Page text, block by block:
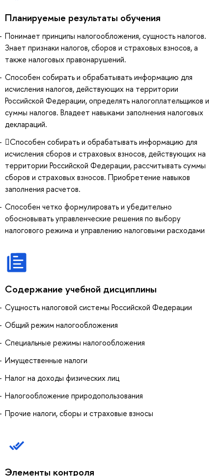
Планируемые результаты обучения
Понимает принципы налогообложения, сущность налогов.
Знает признаки налогов, сборов и страховых взносов, а
также налоговых правонарушений.
Способен собирать и обрабатывать информацию для
исчисления налогов, действующих на территории
Российской Федерации, определять налогоплательщиков и
суммы налогов. Владеет навыками заполнения налоговых
деклараций.
Способен собирать и обрабатывать информацию для
исчисления сборов и страховых взносов, действующих на
территории Российской Федерации, рассчитывать суммы
сборов и страховых взносов. Приобретение навыков
заполнения расчетов.
Способен четко формулировать и убедительно
обосновывать управленческие решения по выбору
налогового режима и управлению налоговыми расходами
Содержание учебной дисциплины
Сущность налоговой системы Российской Федерации
Общий режим налогообложения
Специальные режимы налогообложения
Имущественные налоги
Налог на доходы физических лиц
Налогообложение природопользования
Прочие налоги, сборы и страховые взносы
Элементы контроля